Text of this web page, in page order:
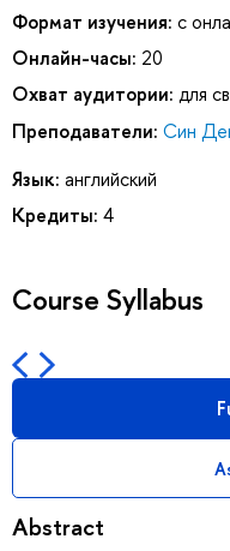
Формат изучения: с
Онлайн-часы: 20
Охват аудитории: для
Преподаватели: Син
Язык: английский
Кредиты: 4
Course Syllabus
Abstract